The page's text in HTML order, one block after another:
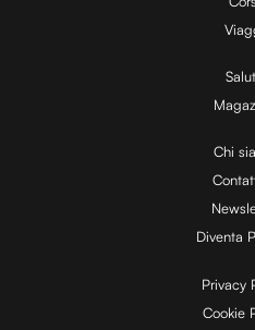
Chi
Diventa
Privacy
Cookie